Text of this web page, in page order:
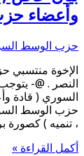
وأعضاء
حزب الوسط
الإخوة منتسبي
النصر . @-
حزب الوسط
، تنميه ) كصورة
أكمل القراءة »